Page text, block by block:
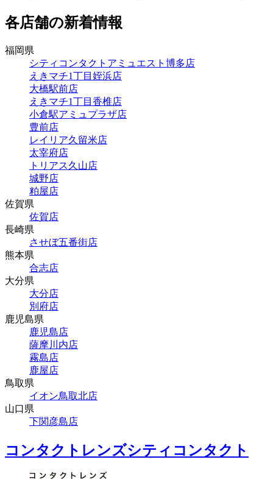
各店舗の新着情報
福岡県
シティコンタクトアミュエスト博多店
えきマチ1丁目姪浜店
大橋駅前店
えきマチ1丁目香椎店
小倉駅アミュプラザ店
豊前店
レイリア久留米店
太宰府店
トリアス久山店
城野店
粕屋店
佐賀県
佐賀店
長崎県
させぼ五番街店
熊本県
合志店
大分県
大分店
別府店
鹿児島県
鹿児島店
薩摩川内店
霧島店
鹿屋店
鳥取県
イオン鳥取北店
山口県
下関彦島店
コンタクトレンズシティコンタクト